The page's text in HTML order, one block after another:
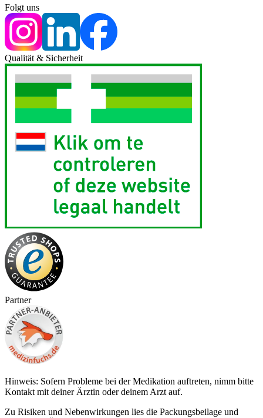
Folgt uns
Qualität & Sicherheit
Partner
Hinweis: Sofern Probleme bei der Medikation auftreten, nimm bitte
Kontakt mit deiner Ärztin oder deinem Arzt auf.
Zu Risiken und Nebenwirkungen lies die Packungsbeilage und